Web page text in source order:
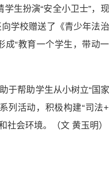
生扮演“安全小卫士”，
学校赠送了《青少年法
“教育一个学生，带动
帮助学生从小树立“国
列活动，积极构建“司法
社会环境。（文 黄玉明）